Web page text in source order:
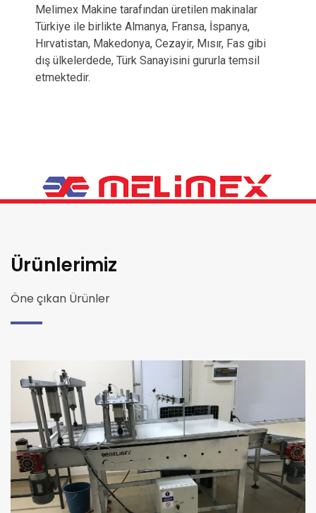
Melimex Makine tarafından üretilen makinalar
Türkiye ile birlikte Almanya, Fransa, İspanya,
Hırvatistan, Makedonya, Cezayir, Mısır, Fas gibi
dış ülkelerdede, Türk Sanayisini gururla temsil
etmektedir.
Ürünlerimiz
Öne çıkan Ürünler